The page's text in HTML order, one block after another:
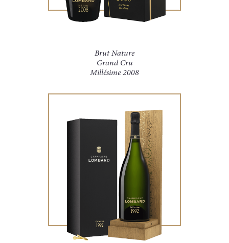
Brut Nature
Grand Cru
Millésime 2008